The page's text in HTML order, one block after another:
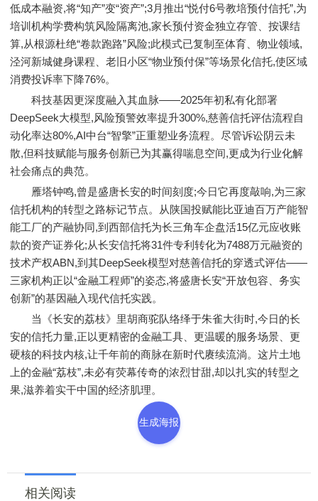
低成本融资,将“知产”变“资产”;3月推出“悦付6号教培预付信托”,为
培训机构学费构筑风险隔离池,家长预付资金独立存管、按课结
算,从根源杜绝“卷款跑路”风险;此模式已复制至体育、物业领域,
泾河新城健身课程、老旧小区“物业预付保”等场景化信托,使区域
消费投诉率下降76%。
科技基因更深度融入其血脉——2025年初私有化部署
DeepSeek大模型,风险预警效率提升300%,慈善信托评估流程自
动化率达80%,AI中台“智擎”正重塑业务流程。尽管诉讼阴云未
散,但科技赋能与服务创新已为其赢得喘息空间,更成为行业化解
社会痛点的典范。
雁塔钟鸣,曾是盛唐长安的时间刻度;今日它再度敲响,为三家
信托机构的转型之路标记节点。从陕国投赋能比亚迪百万产能智
能工厂的产融协同,到西部信托为长三角车企盘活15亿元应收账
款的资产证券化;从长安信托将31件专利转化为7488万元融资的
技术产权ABN,到其DeepSeek模型对慈善信托的穿透式评估——
三家机构正以“金融工程师”的姿态,将盛唐长安“开放包容、务实
创新”的基因融入现代信托实践。
当《长安的荔枝》里胡商驼队络绎于朱雀大街时,今日的长
安的信托力量,正以更精密的金融工具、更温暖的服务场景、更
硬核的科技内核,让千年前的商脉在新时代赓续流淌。这片土地
上的金融“荔枝”,未必有荧幕传奇的浓烈甘甜,却以扎实的转型之
果,滋养着实干中国的经济肌理。
生成海报
相关阅读